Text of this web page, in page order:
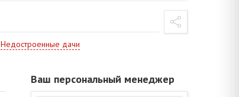
Недостроенные дачи
Ваш персональный менеджер